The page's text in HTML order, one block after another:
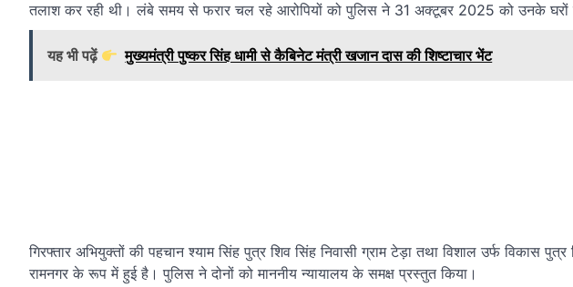
तलाश कर रही थी। लंबे समय से फरार चल रहे आरोपियों को पुलिस ने 31 अक्टूबर 2025 को उनके घरों से
यह भी पढ़ें मुख्यमंत्री पुष्कर सिंह धामी से कैबिनेट मंत्री खजान दास की शिष्टाचार भेंट
गिरफ्तार अभियुक्तों की पहचान श्याम सिंह पुत्र शिव सिंह निवासी ग्राम टेड़ा तथा विशाल उर्फ विकास
रामनगर के रूप में हुई है। पुलिस ने दोनों को माननीय न्यायालय के समक्ष प्रस्तुत किया।